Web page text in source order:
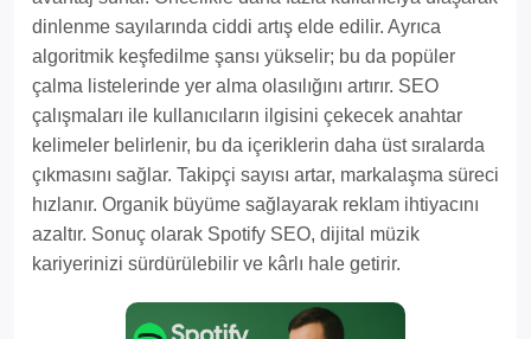
dinlenme sayılarında ciddi artış elde edilir. Ayrıca
algoritmik keşfedilme şansı yükselir; bu da popüler
çalma listelerinde yer alma olasılığını artırır. SEO
çalışmaları ile kullanıcıların ilgisini çekecek anahtar
kelimeler belirlenir, bu da içeriklerin daha üst sıralarda
çıkmasını sağlar. Takipçi sayısı artar, markalaşma süreci
hızlanır. Organik büyüme sağlayarak reklam ihtiyacını
azaltır. Sonuç olarak Spotify SEO, dijital müzik
kariyerinizi sürdürülebilir ve kârlı hale getirir.